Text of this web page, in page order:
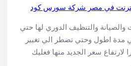
في مصر شركة سورس كود
والصيانة والتنظيف الدوري لها حتي
مدة اطول وحتي تضطر الي تغيير
لارتفاع سعر الجديد منها فعليك